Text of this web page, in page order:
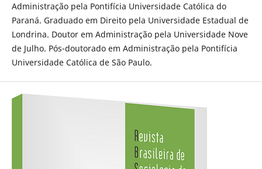
Administração pela Pontifícia Universidade Católica do
Paraná. Graduado em Direito pela Universidade Estadual de
Londrina. Doutor em Administração pela Universidade Nove
de Julho. Pós-doutorado em Administração pela Pontifícia
Universidade Católica de São Paulo.